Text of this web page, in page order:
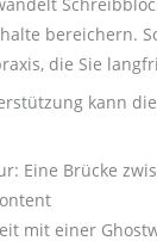
bereichern.
die Sie
kann
Eine Brücke
mit einer